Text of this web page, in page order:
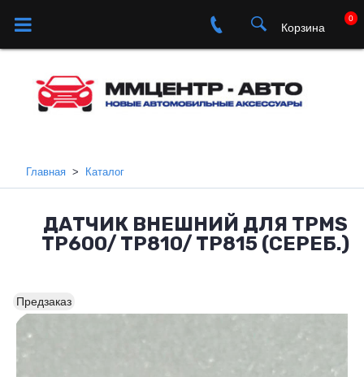
Корзина
0
Главная Каталог
ДАТЧИК ВНЕШНИЙ ДЛЯ TPMS
TP600/ TP810/ TP815 (СЕРЕБ.)
Предзаказ